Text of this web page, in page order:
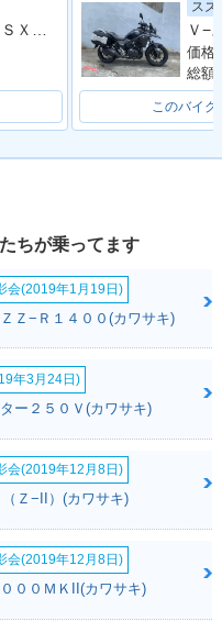
50・カラーチェンジ
Ｖ−ストローム２５０ＳＸ ＥＬ１１Ｌ型 ２０２３年モデル リアキャリア ナックルガード エンジンガード ＬＥＤヘッドライト
スズ
価格:
総額:
このバイク
ちが乗ってます
会(2019年1月19日)
Ｚ−Ｒ１４００(カワサキ)
年3月24日)
ー２５０Ｖ(カワサキ)
会(2019年12月8日)
Ｚ−II）(カワサキ)
会(2019年12月8日)
００ＭＫII(カワサキ)